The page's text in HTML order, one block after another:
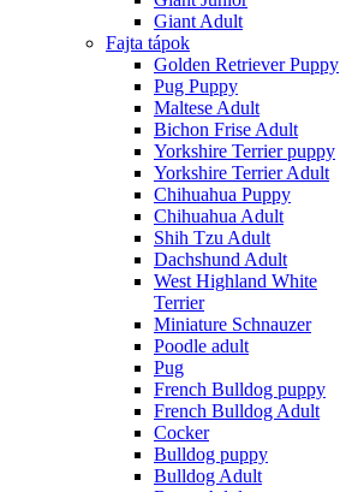
Giant Adult
Fajta tápok
Golden Retriever Puppy
Pug Puppy
Maltese Adult
Bichon Frise Adult
Yorkshire Terrier puppy
Yorkshire Terrier Adult
Chihuahua Puppy
Chihuahua Adult
Shih Tzu Adult
Dachshund Adult
West Highland White
Terrier
Miniature Schnauzer
Poodle adult
Pug
French Bulldog puppy
French Bulldog Adult
Cocker
Bulldog puppy
Bulldog Adult